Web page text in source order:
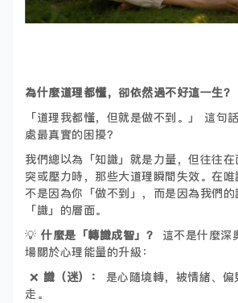
為什麼道理都懂，卻依然過不好這一生？
「道理我都懂，但就是做不到。」 這句
處最真實的困擾？
我們總以為「知識」就是力量，但往往
突或壓力時，那些大道理瞬間失效。在
不是因為你「做不到」，而是因為我們
「識」的層面。
💡 什麼是「轉識成智」？
這不是什麼深
場關於心理能量的升級：
❌ 識（迷）：
是心隨境轉，被情緒、
走。